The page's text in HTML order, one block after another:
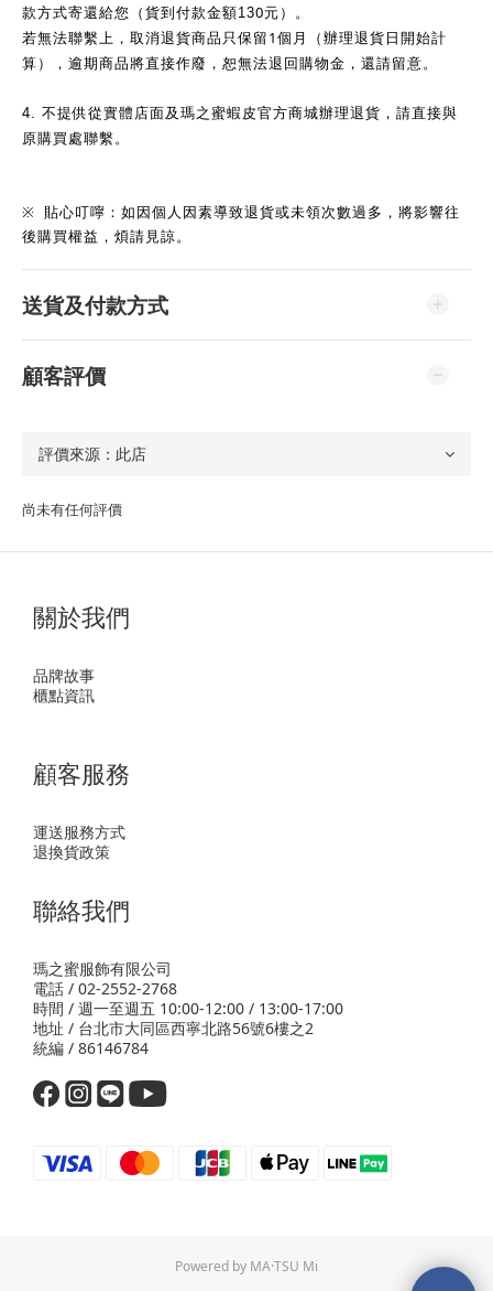
款方式寄還給您（貨到付款金額130元）。
若無法聯繫上，取消退貨商品只保留 1 個月（辦理退貨日開始計
算），逾期商品將直接作廢，恕無法退回購物金，還請留意。
4. 不提供從實體店面及瑪之蜜蝦皮官方商城辦理退貨，請直接與
原購買處聯繫。
※
貼心叮嚀：如因個人因素導致退貨或未領次數過多，將影響往
後購買權益，煩請見諒。
送貨及付款方式
顧客評價
尚未有任何評價
關於我們
品牌故事
櫃點資訊
顧客服務
運送服務方式
退換貨政策
聯絡我們
瑪之蜜服飾有限公司
電話 / 02-2552-2768
時間 / 週一至週五 10:00-12:00 / 13:00-17:00
地址 / 台北市大同區西寧北路56號6樓之2
統編 / 86146784
Powered by MA·TSU Mi